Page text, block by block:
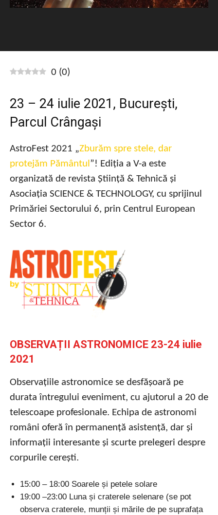
0 (0)
23 – 24 iulie 2021, București,
Parcul Crângași
AstroFest 2021 „Zburăm spre stele, dar
protejăm Pământul ”! Ediția a V-a este
organizată de revista Știință & Tehnică și
Asociația SCIENCE & TECHNOLOGY, cu sprijinul
Primăriei Sectorului 6, prin Centrul European
Sector 6.
OBSERVAȚII ASTRONOMICE 23-24 iulie
2021
Observațiile astronomice se desfășoară pe
durata întregului eveniment, cu ajutorul a 20 de
telescoape profesionale. Echipa de astronomi
români oferă în permanență asistență, dar și
informații interesante și scurte prelegeri despre
corpurile cerești.
15:00 – 18:00 Soarele și petele solare
19:00 –23:00 Luna și craterele selenare (se pot
observa craterele, munții și mările de pe suprafața